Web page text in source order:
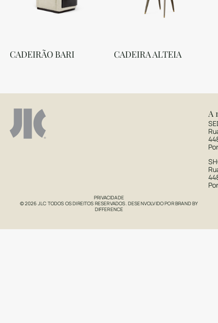
CADEIRÃO BARI CADEIRA ALTEIA
A
PRIVACIDADE
© 2026 JLC TODOS OS DIREITOS RESERVADOS. DESENVOLVIDO PORBRAND BY
DIFFERENCE